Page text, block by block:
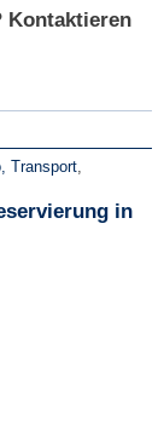
Kontaktieren
Transport,
in